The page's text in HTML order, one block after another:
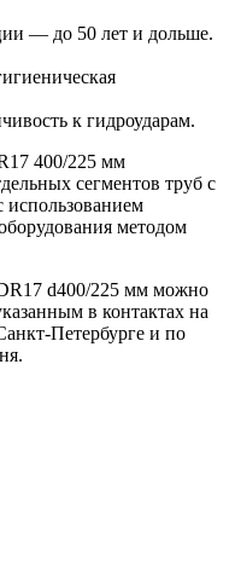
— до 50 лет и дольше.
к гидроударам.
400/225 мм
сегментов труб с
методом
d400/225 мм можно
в контактах на
Петербурге и по